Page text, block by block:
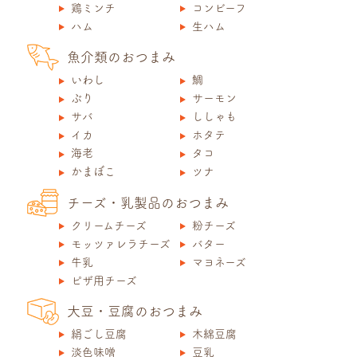
鶏ミンチ
コンビーフ
ハム
生ハム
魚介類のおつまみ
いわし
鯛
ぶり
サーモン
サバ
ししゃも
イカ
ホタテ
海老
タコ
かまぼこ
ツナ
チーズ・乳製品のおつまみ
クリームチーズ
粉チーズ
モッツァレラチーズ
バター
牛乳
マヨネーズ
ピザ用チーズ
大豆・豆腐のおつまみ
絹ごし豆腐
木綿豆腐
淡色味噌
豆乳